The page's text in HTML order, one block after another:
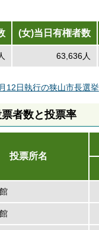
(女)当日有権者数
63,636人
12日執行の狭山市長選挙
者数と投票率
投票所名